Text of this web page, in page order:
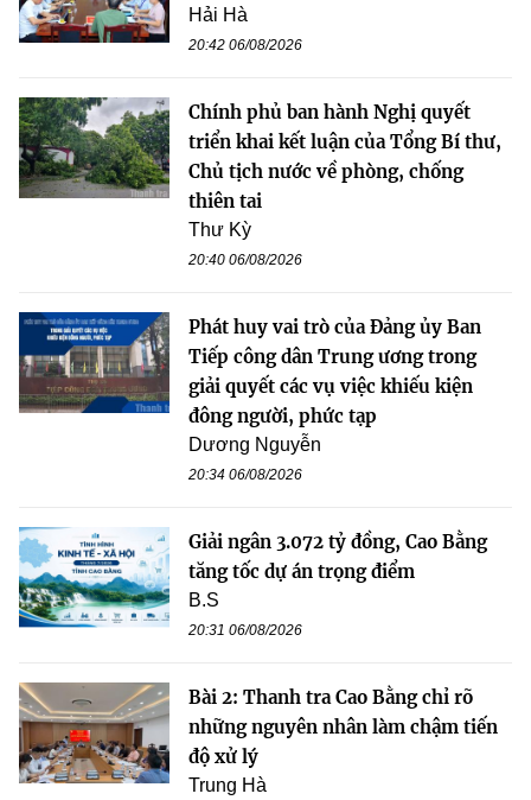
Hải Hà
20:42 06/08/2026
Chính phủ ban hành Nghị quyết
triển khai kết luận của Tổng Bí thư,
Chủ tịch nước về phòng, chống
thiên tai
Thư Kỳ
20:40 06/08/2026
Phát huy vai trò của Đảng ủy Ban
Tiếp công dân Trung ương trong
giải quyết các vụ việc khiếu kiện
đông người, phức tạp
Dương Nguyễn
20:34 06/08/2026
Giải ngân 3.072 tỷ đồng, Cao Bằng
tăng tốc dự án trọng điểm
B.S
20:31 06/08/2026
Bài 2: Thanh tra Cao Bằng chỉ rõ
những nguyên nhân làm chậm tiến
độ xử lý
Trung Hà